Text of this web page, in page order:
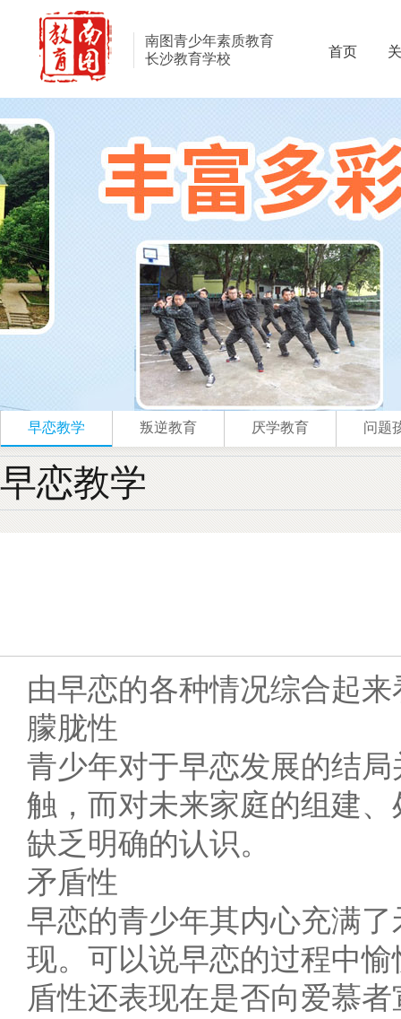
南图青少年素质教育
长沙教育学校
首页
早恋教学 叛逆教育 厌学教育 问题
早恋教学
由早恋的各种情况综合起
朦胧性
青少年对于早恋发展的结
触，而对未来家庭的组建
缺乏明确的认识。
矛盾性
早恋的青少年其内心充满
现。可以说早恋的过程中
盾性还表现在是否向爱慕